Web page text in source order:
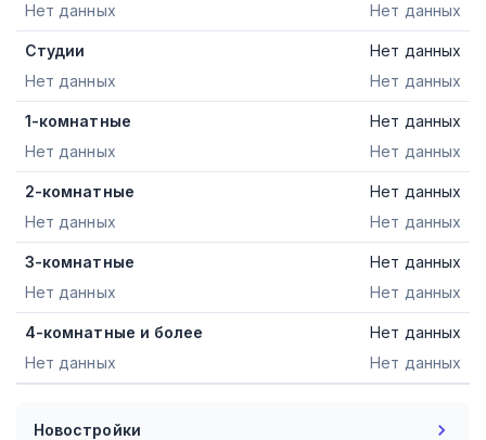
Нет данных
Нет данных
Студии
Нет данных
Нет данных
Нет данных
1-комнатные
Нет данных
Нет данных
Нет данных
2-комнатные
Нет данных
Нет данных
Нет данных
3-комнатные
Нет данных
Нет данных
Нет данных
4-комнатные и более
Нет данных
Нет данных
Нет данных
Новостройки